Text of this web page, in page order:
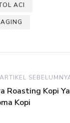
ACI
ARTIKEL
Roasting Kopi
Kopi